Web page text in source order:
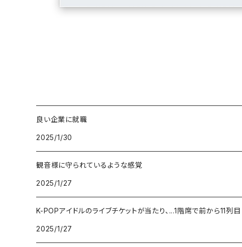
良い企業に就職
2025/1/30
観音様に守られているような感覚
2025/1/27
K-POPアイドルのライブチケットが当たり、...1階席で前から11列
2025/1/27